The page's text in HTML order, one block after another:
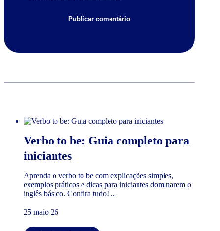
Verbo to be: Guia completo para
iniciantes
Aprenda o verbo to be com explicações simples,
exemplos práticos e dicas para iniciantes dominarem o
inglês básico. Confira tudo!...
25 maio 26